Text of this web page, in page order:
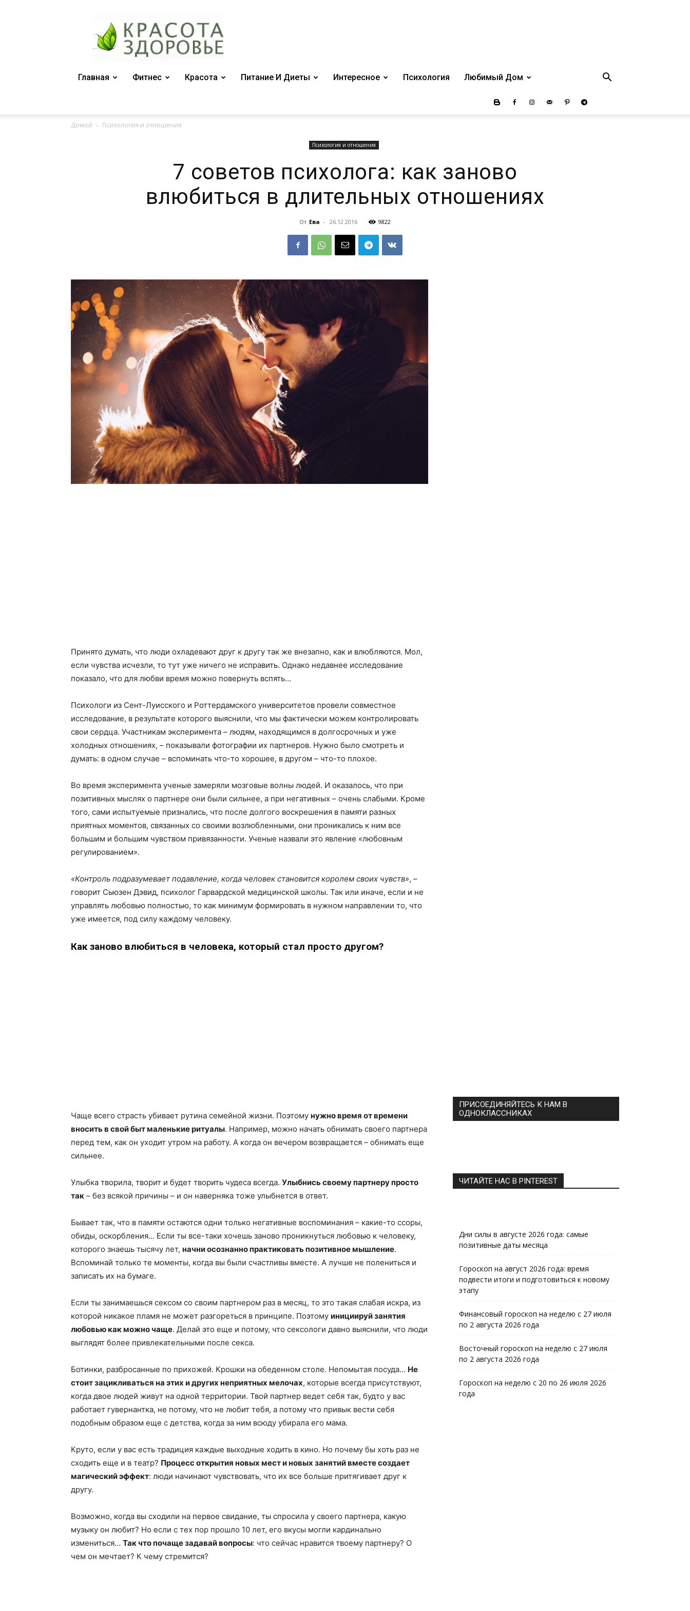
журнал
"Красота
и
Главная
Фитнес Красота Питание И Диеты Интересное Психология Любимый Дом
Домой Психология и отношения
Психология и отношения
7 советов психолога: как заново
влюбиться в длительных отношениях
От Ева - 26.12.2016 9822
Принято думать, что люди охладевают друг к другу так же внезапно, как и влюбляются. Мол,
если чувства исчезли, то тут уже ничего не исправить. Однако недавнее исследование
показало, что для любви время можно повернуть вспять…
Психологи из Сент-Луисского и Роттердамского университетов провели совместное
исследование, в результате которого выяснили, что мы фактически можем контролировать
свои сердца. Участникам эксперимента – людям, находящимся в долгосрочных и уже
холодных отношениях, – показывали фотографии их партнеров. Нужно было смотреть и
думать: в одном случае – вспоминать что-то хорошее, в другом – что-то плохое.
Во время эксперимента ученые замеряли мозговые волны людей. И оказалось, что при
позитивных мыслях о партнере они были сильнее, а при негативных – очень слабыми. Кроме
того, сами испытуемые признались, что после долгого воскрешения в памяти разных
приятных моментов, связанных со своими возлюбленными, они проникались к ним все
большим и большим чувством привязанности. Ученые назвали это явление «любовным
регулированием».
«Контроль подразумевает подавление, когда человек становится королем своих чувств», –
говорит Сьюзен Дэвид, психолог Гарвардской медицинской школы. Так или иначе, если и не
управлять любовью полностью, то как минимум формировать в нужном направлении то, что
уже имеется, под силу каждому человеку.
Как заново влюбиться в человека, который стал просто другом?
Чаще всего страсть убивает рутина семейной жизни. Поэтому нужно время от времени
вносить в свой быт маленькие ритуалы. Например, можно начать обнимать своего партнера
перед тем, как он уходит утром на работу. А когда он вечером возвращается – обнимать еще
сильнее.
Улыбка творила, творит и будет творить чудеса всегда. Улыбнись своему партнеру просто
так – без всякой причины – и он наверняка тоже улыбнется в ответ.
Бывает так, что в памяти остаются одни только негативные воспоминания – какие-то ссоры,
обиды, оскорбления… Если ты все-таки хочешь заново проникнуться любовью к человеку,
которого знаешь тысячу лет, начни осознанно практиковать позитивное мышление.
Вспоминай только те моменты, когда вы были счастливы вместе. А лучше не полениться и
записать их на бумаге.
Если ты занимаешься сексом со своим партнером раз в месяц, то это такая слабая искра, из
которой никакое пламя не может разгореться в принципе. Поэтому инициируй занятия
любовью как можно чаще. Делай это еще и потому, что сексологи давно выяснили, что люди
выглядят более привлекательными после секса.
Ботинки, разбросанные по прихожей. Крошки на обеденном столе. Непомытая посуда… Не
стоит зацикливаться на этих и других неприятных мелочах, которые всегда присутствуют,
когда двое людей живут на одной территории. Твой партнер ведет себя так, будто у вас
работает гувернантка, не потому, что не любит тебя, а потому что привык вести себя
подобным образом еще с детства, когда за ним всюду убирала его мама.
Круто, если у вас есть традиция каждые выходные ходить в кино. Но почему бы хоть раз не
сходить еще и в театр? Процесс открытия новых мест и новых занятий вместе создает
магический эффект: люди начинают чувствовать, что их все больше притягивает друг к
другу.
Возможно, когда вы сходили на первое свидание, ты спросила у своего партнера, какую
музыку он любит? Но если с тех пор прошло 10 лет, его вкусы могли кардинально
измениться… Так что почаще задавай вопросы: что сейчас нравится твоему партнеру? О
чем он мечтает? К чему стремится?
ПРИСОЕДИНЯЙТЕСЬ К НАМ В
ОДНОКЛАССНИКАХ
ЧИТАЙТЕ НАС В PINTEREST
Дни силы в августе 2026 года: самые
позитивные даты месяца
Гороскоп на август 2026 года: время
подвести итоги и подготовиться к новому
этапу
Финансовый гороскоп на неделю с 27 июля
по 2 августа 2026 года
Восточный гороскоп на неделю с 27 июля
по 2 августа 2026 года
Гороскоп на неделю с 20 по 26 июля 2026
года